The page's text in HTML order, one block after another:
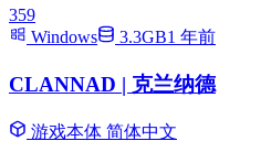
359
Windows
3.3GB1 年前
CLANNAD | 克兰纳德
游戏本体 简体中文